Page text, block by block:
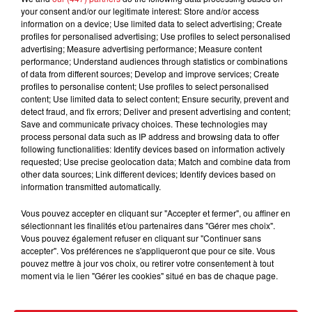
15 juillet 2026
BÉTHUNE: ENQUÊTE POUR HOMICIDE
VOLONTAIRE EN COURS, APRÈS LA...
Selon les premiers éléments, le logement servait
à des prostituées
your consent and/or our legitimate interest: Store and/or access
information on a device; Use limited data to select advertising; Create
profiles for personalised advertising; Use profiles to select personalised
advertising; Measure advertising performance; Measure content
performance; Understand audiences through statistics or combinations
of data from different sources; Develop and improve services; Create
profiles to personalise content; Use profiles to select personalised
content; Use limited data to select content; Ensure security, prevent and
detect fraud, and fix errors; Deliver and present advertising and content;
Save and communicate privacy choices. These technologies may
process personal data such as IP address and browsing data to offer
following functionalities: Identify devices based on information actively
requested; Use precise geolocation data; Match and combine data from
other data sources; Link different devices; Identify devices based on
information transmitted automatically.
Vous pouvez accepter en cliquant sur "Accepter et fermer", ou affiner en
sélectionnant les finalités et/ou partenaires dans "Gérer mes choix".
Vous pouvez également refuser en cliquant sur "Continuer sans
accepter". Vos préférences ne s'appliqueront que pour ce site. Vous
pouvez mettre à jour vos choix, ou retirer votre consentement à tout
moment via le lien "Gérer les cookies" situé en bas de chaque page.